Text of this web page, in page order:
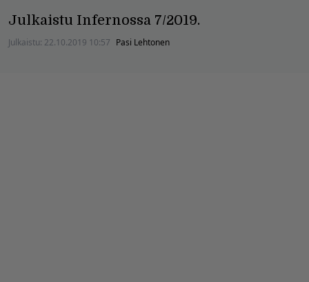
Julkaistu Infernossa 7/2019.
Julkaistu: 22.10.2019 10:57 Pasi Lehtonen